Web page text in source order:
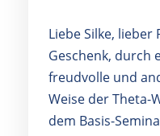
Liebe Silke, lieber
Geschenk, durch
freudvolle und
Weise der Theta-
dem Basis-